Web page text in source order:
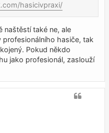
hasicivpraxi/
naštěstí také ne, ale
hasiče, tak
Pokud někdo
jako profesionál, zaslouží